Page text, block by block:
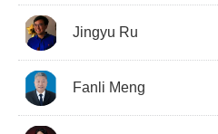
Jingyu Ru
Fanli Meng